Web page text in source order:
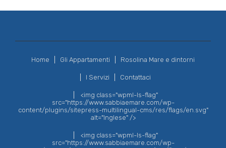
Home Gli Appartamenti Rosolina Mare e dintorni
I Servizi Contattaci
<img class="wpml-ls-flag"
src="https://www.sabbiaemare.com/wp-
content/plugins/sitepress-multilingual-cms/res/flags/en.svg"
alt="Inglese" />
<img class="wpml-ls-flag"
src="https://www.sabbiaemare.com/wp-